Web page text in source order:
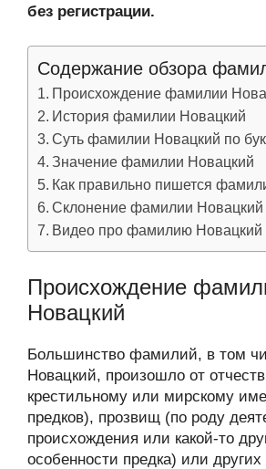
без регистрации.
Содержание обзора
Происхождение фамилии
История фамилии Новацкий
Суть фамилии Новацкий по
Значение фамилии Новацкий
Как правильно пишется
Склонение фамилии
Видео про фамилию Новацкий
Происхождение
Новацкий
Большинство фамилий, в том
Новацкий, произошло от
крестильному или мирскому
предков), прозвищ (по роду
происхождения или какой-то
особенности предка) или